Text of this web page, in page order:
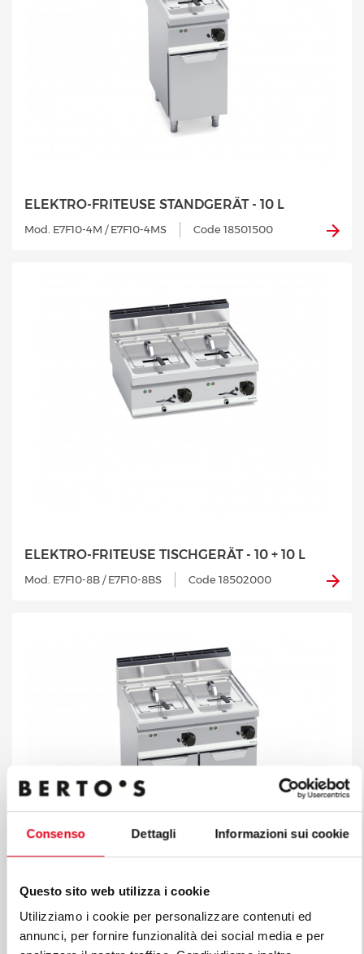
Consenso Dettagli Informazioni sui cookie
Questo sito web utilizza i cookie
Utilizziamo i cookie per personalizzare contenuti ed
annunci, per fornire funzionalità dei social media e per
ELEKTRO-FRITEUSE STANDGERÄT - 10 L
Mod. E7F10-4M / E7F10-4MS Code 18501500
ELEKTRO-FRITEUSE TISCHGERÄT - 10 + 10 L
Mod. E7F10-8B / E7F10-8BS Code 18502000
Mod. E7F10-8M / E7F10-8MS Code 18502500